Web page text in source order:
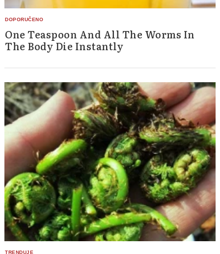
One Teaspoon And All The Worms In
The Body Die Instantly